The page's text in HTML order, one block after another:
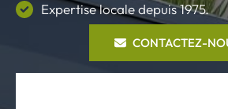
Expertise locale depuis 1975.
CONTACTEZ-